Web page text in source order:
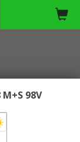
M+S 98V